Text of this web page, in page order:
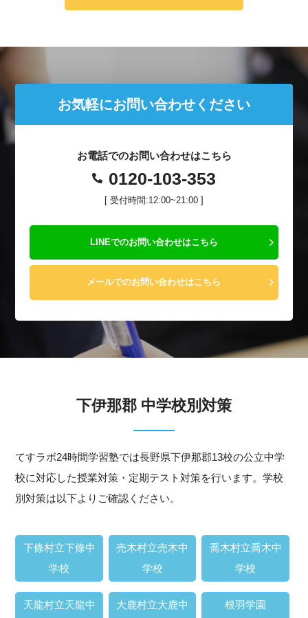
お気軽にお問い合わせください
お電話でのお問い合わせはこちら
0120-103-353
[ 受付時間:12:00~21:00 ]
LINEでのお問い合わせはこちら
メールでのお問い合わせはこちら
下伊那郡 中学校別対策
てすラボ24時間学習塾では長野県下伊那郡13校の公立中学
校に対応した授業対策・定期テスト対策を行います。学校
別対策は以下よりご確認ください。
下條村立下條中
学校
売木村立売木中
学校
喬木村立喬木中
学校
天龍村立天龍中
大鹿村立大鹿中
根羽学園